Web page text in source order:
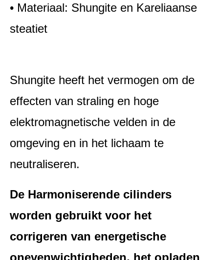
• Materiaal: Shungite en Kareliaanse
steatiet
Shungite heeft het vermogen om de
effecten van straling en hoge
elektromagnetische velden in de
omgeving en in het lichaam te
neutraliseren.
De Harmoniserende cilinders
worden gebruikt voor het
corrigeren van energetische
onevenwichtigheden, het opladen